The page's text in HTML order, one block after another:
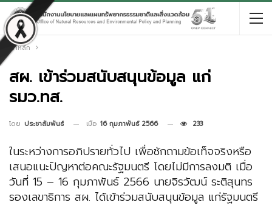
หน้าหลัก
สผ. เข้าร่วมสนับสนุนข้อมูล แก่
รมว.ทส.
โดย ประชาสัมพันธ์ เมื่อ 16 กุมภาพันธ์ 2566 233
ในระหว่างการอภิปรายทั่วไป เพื่อซักถามข้อเท็จจริงหรือ
เสนอแนะปัญหาต่อคณะรัฐมนตรี โดยไม่มีการลงมติ เมื่อ
วันที่ 15 – 16 กุมภาพันธ์ 2566 นายจิรวัฒน์ ระติสุนทร
รองเลขาธิการ สผ. ได้เข้าร่วมสนับสนุนข้อมูล แก่รัฐมนตรี